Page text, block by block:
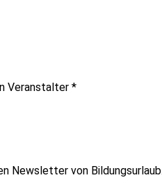
Veranstalter *
Newsletter von